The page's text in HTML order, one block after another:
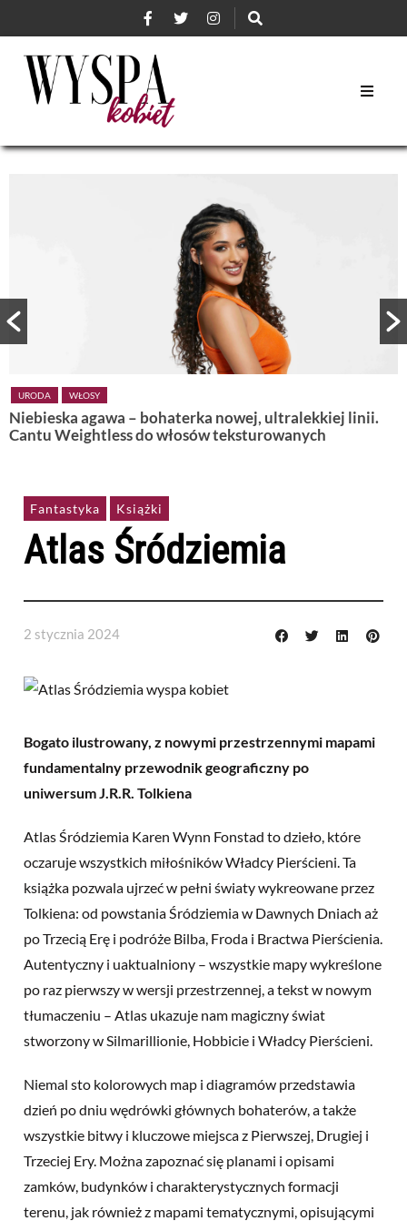
URODA WŁOSY
Niebieska agawa – bohaterka nowej, ultralekkiej linii.
Cantu Weightless do włosów teksturowanych
Fantastyka Książki
Atlas Śródziemia
2 stycznia 2024
Bogato ilustrowany, z nowymi przestrzennymi mapami
fundamentalny przewodnik geograficzny po
uniwersum J.R.R. Tolkiena
Atlas Śródziemia Karen Wynn Fonstad to dzieło, które
oczaruje wszystkich miłośników Władcy Pierścieni. Ta
książka pozwala ujrzeć w pełni światy wykreowane przez
Tolkiena: od powstania Śródziemia w Dawnych Dniach aż
po Trzecią Erę i podróże Bilba, Froda i Bractwa Pierścienia.
Autentyczny i uaktualniony – wszystkie mapy wykreślone
po raz pierwszy w wersji przestrzennej, a tekst w nowym
tłumaczeniu – Atlas ukazuje nam magiczny świat
stworzony w Silmarillionie, Hobbicie i Władcy Pierścieni.
Niemal sto kolorowych map i diagramów przedstawia
dzień po dniu wędrówki głównych bohaterów, a także
wszystkie bitwy i kluczowe miejsca z Pierwszej, Drugiej i
Trzeciej Ery. Można zapoznać się planami i opisami
zamków, budynków i charakterystycznych formacji
terenu, jak również z mapami tematycznymi, opisującymi